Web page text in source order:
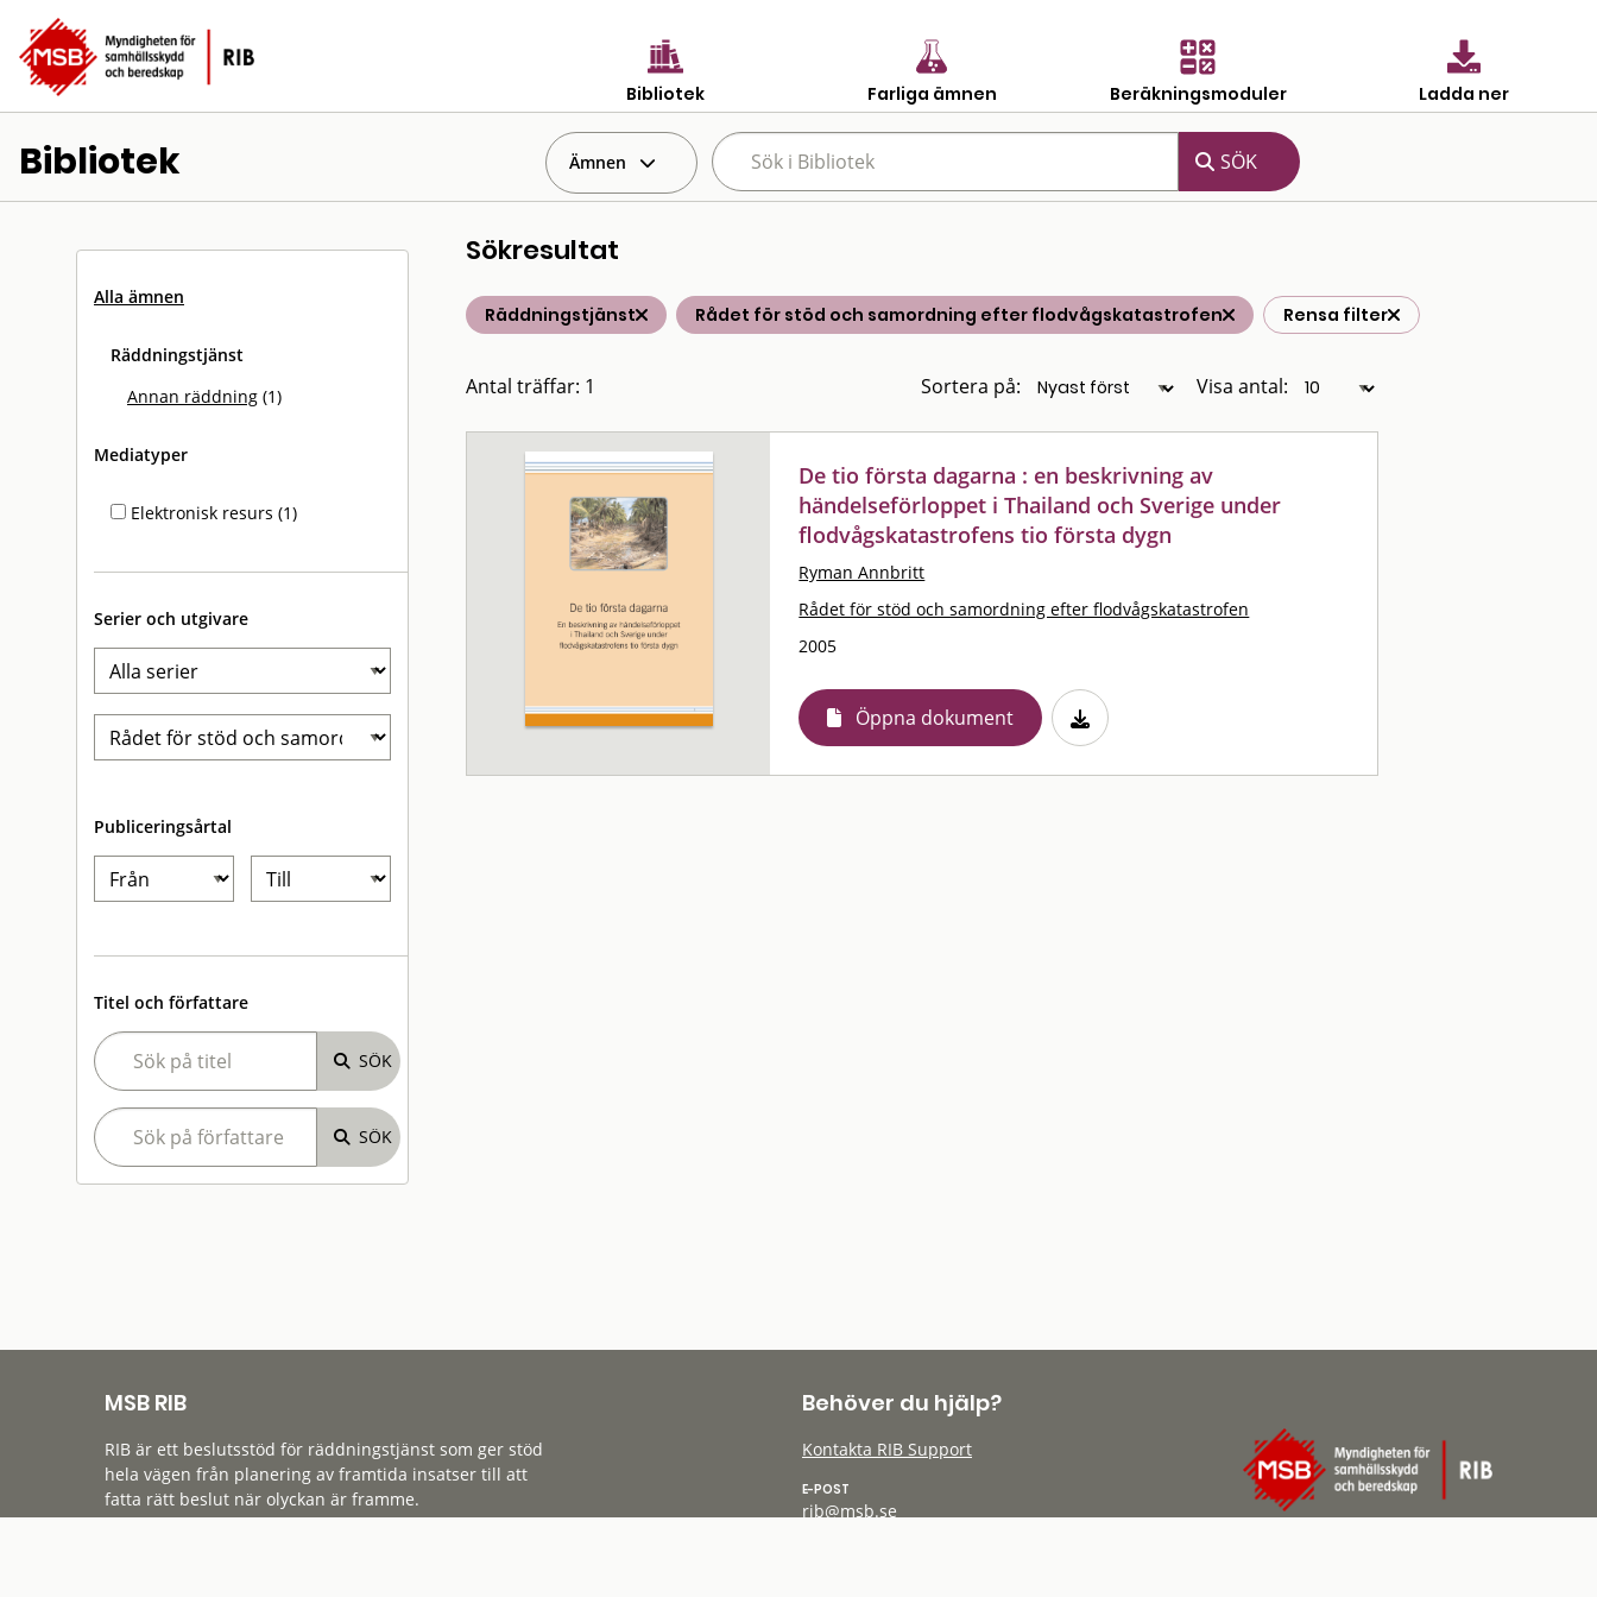
Bibliotek Farliga ämnen Beräkningsmoduler Ladda ner
Bibliotek Ämnen
Alla ämnen
Räddningstjänst
Annan räddning (1)
Mediatyper
Elektronisk resurs (1)
Serier och utgivare
Publiceringsårtal
Titel och författare
Sökresultat
Räddningstjänst Rådet för stöd och samordning efter flodvågskatastrofen Rensa filter
Antal träffar: 1 Sortera på: Visa antal:
De tio första dagarna : en beskrivning av
händelseförloppet i Thailand och Sverige under
flodvågskatastrofens tio första dygn
Ryman Annbritt
Rådet för stöd och samordning efter flodvågskatastrofen
2005
Öppna dokument
MSB RIB
RIB är ett beslutsstöd för räddningstjänst som ger stöd
hela vägen från planering av framtida insatser till att
fatta rätt beslut när olyckan är framme.
Behöver du hjälp?
Kontakta RIB Support
E-POST
rib@msb.se